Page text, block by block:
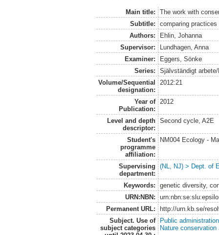
Main title:
The work with
Subtitle:
comparing
Authors:
Ehlin, Johanna
Supervisor:
Lundhagen, Anna
Examiner:
Eggers, Sönke
Series:
Självständigt
Volume/Sequential
designation:
2012:21
Year of
Publication:
2012
Level and depth
descriptor:
Second cycle, A2E
Student's
programme
affiliation:
NM004 Ecology -
Supervising
department:
(NL, NJ) > Dept. of
Keywords:
genetic diversity,
URN:NBN:
Permanent URL:
http://urn.kb.se/
Subject. Use of
subject categories
Public administration
Nature